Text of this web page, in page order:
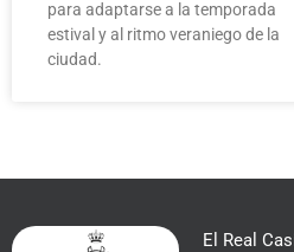
para adaptarse a la temporada
estival y al ritmo veraniego de la
ciudad.
El Real